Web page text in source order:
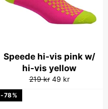
Speede hi-vis pink w/
hi-vis yellow
Vanlig
219 kr Salgspris
49 kr
-78%